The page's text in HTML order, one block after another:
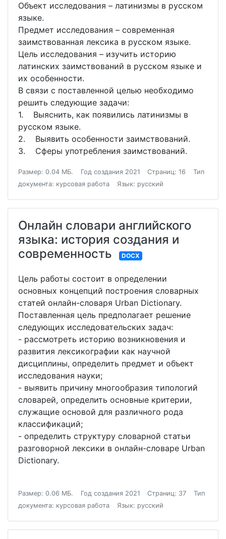
Объект исследования – латинизмы в русском
языке.
Предмет исследования – современная
заимствованная лексика в русском языке.
Цель исследования – изучить историю
латинских заимствований в русском языке и
их особенности.
В связи с поставленной целью необходимо
решить следующие задачи:
1. Выяснить, как появились латинизмы в
русском языке.
2. Выявить особенности заимствований.
3. Сферы употребления заимствований.
Размер: 0.04 МБ. Год создания 2021 Страниц: 16
Тип
документа: курсовая работа
Язык: русский
Онлайн словари английского
языка: история создания и
современность
DOCX
Цель работы состоит в определении
основных концепций построения словарных
статей онлайн-словаря Urban Dictionary.
Поставленная цель предполагает решение
следующих исследовательских задач:
- рассмотреть историю возникновения и
развития лексикографии как научной
дисциплины, определить предмет и объект
исследования науки;
- выявить причину многообразия типологий
словарей, определить основные критерии,
служащие основой для различного рода
классификаций;
- определить структуру словарной статьи
разговорной лексики в онлайн-словаре Urban
Dictionary.
Размер: 0.06 МБ. Год создания 2021 Страниц: 37
Тип
документа: курсовая работа
Язык: русский